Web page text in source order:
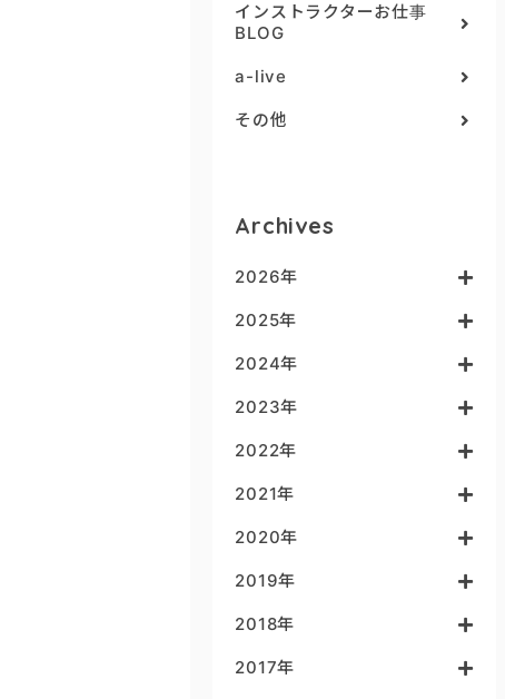
インストラクターお仕事
BLOG
a-live
その他
Archives
2026年
2025年
2024年
2023年
2022年
2021年
2020年
2019年
2018年
2017年